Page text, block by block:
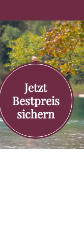
Jetzt
Bestpreis
sichern